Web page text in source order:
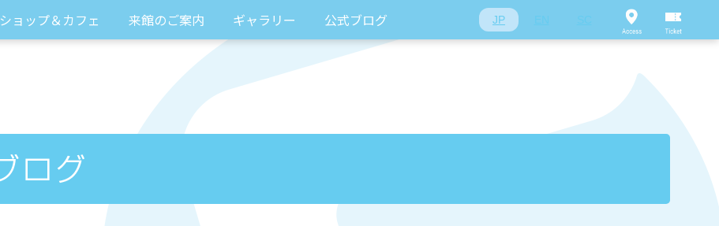
ショップ＆カフェ 来館のご案内 ギャラリー 公式ブログ JP